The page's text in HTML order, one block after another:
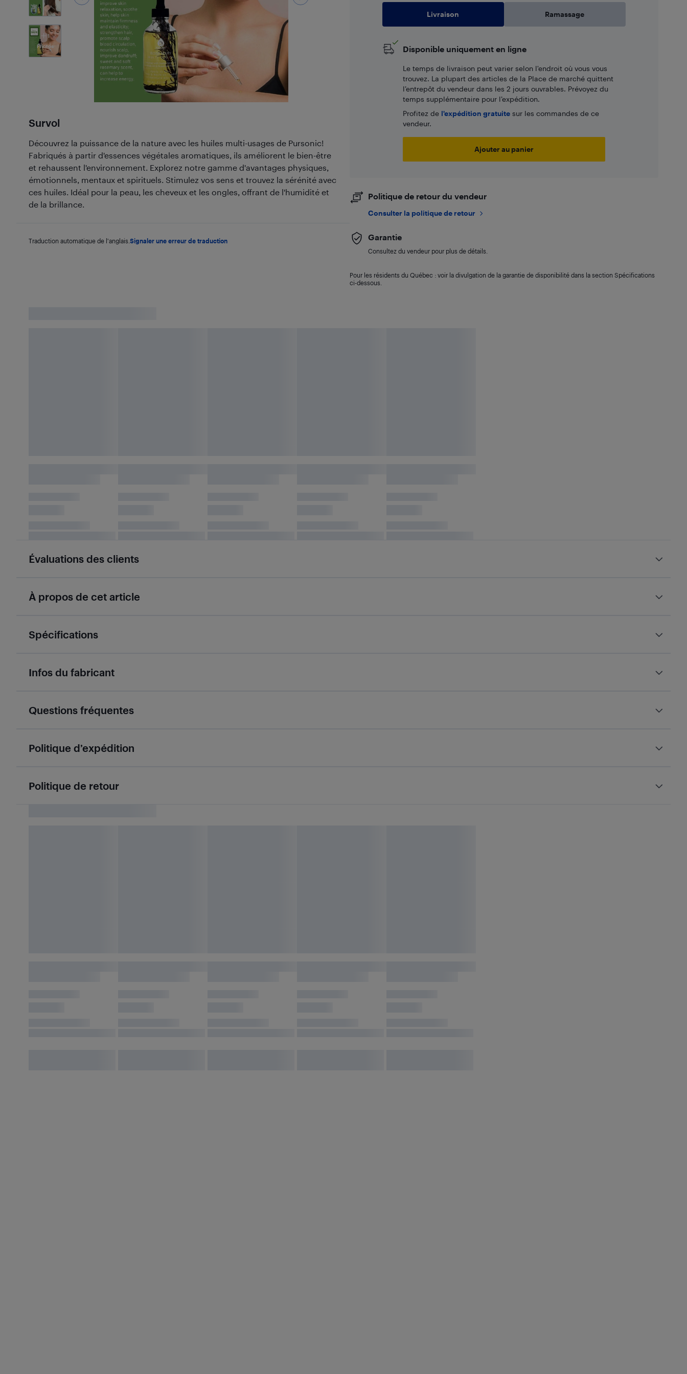
1
Photos
Survol
Découvrez la puissance de la nature avec les huiles multi-usages de Pursonic!
Fabriqués à partir d'essences végétales aromatiques, ils améliorent le bien-être
et rehaussent l'environnement. Explorez notre gamme d'avantages physiques,
émotionnels, mentaux et spirituels. Stimulez vos sens et trouvez la sérénité avec
ces huiles. Idéal pour la peau, les cheveux et les ongles, offrant de l'humidité et
de la brillance.
Traduction automatique de l'anglais. Signaler une erreur de traduction
Livraison Ramassage
Disponible uniquement en ligne
Le temps de livraison peut varier selon l'endroit où vous vous
trouvez. La plupart des articles de la Place de marché quittent
l’entrepôt du vendeur dans les 2 jours ouvrables. Prévoyez du
temps supplémentaire pour l’expédition.
Profitez de l'expédition gratuitesur les commandes de ce
vendeur.
Ajouter au panier
Politique de retour du vendeur
Consulter la politique de retour
Garantie
Consultez du vendeur pour plus de détails.
Pour les résidents du Québec : voir la divulgation de la garantie de disponibilité dans la section Spécifications
ci-dessous.
Évaluations des clients
À propos de cet article
Spécifications
Infos du fabricant
Questions fréquentes
Politique d’expédition
Politique de retour